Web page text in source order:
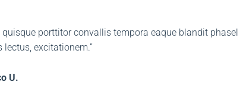
quisque porttitor convallis tempora eaque blandit phasel
lectus, excitationem.”​
U.​